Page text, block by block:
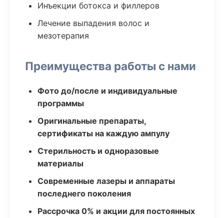
Инъекции ботокса и филлеров
Лечение выпадения волос и
мезотерапия
Преимущества работы с нами
Фото до/после и индивидуальные
программы
Оригинальные препараты,
сертификаты на каждую ампулу
Стерильность и одноразовые
материалы
Современные лазеры и аппараты
последнего поколения
Рассрочка 0% и акции для постоянных